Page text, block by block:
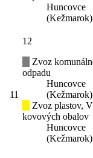
Huncovce
(Kežmarok)
11
12
Zvoz
odpadu
Huncovce
(Kežmarok)
Zvoz plastov,
kovových obalov
Huncovce
(Kežmarok)